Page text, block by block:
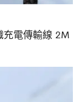
電傳輸線 2M